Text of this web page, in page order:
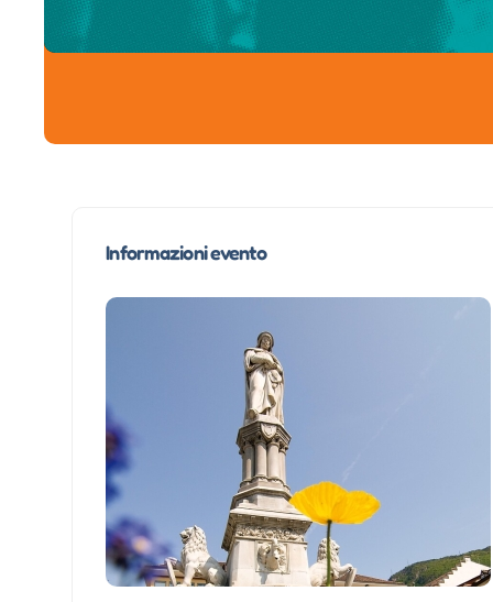
Informazioni evento